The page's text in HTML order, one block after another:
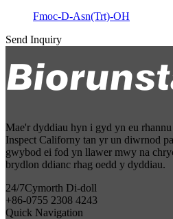
Fmoc-D-Asn(Trt)-OH
Send Inquiry
Mae'r dyddiau hyn i gyd yn eu
Inspect Californy tan yr un diwrnod
gwybod ei fod yn llawer mwy na
brydlon ddianc rhag oedd y dyddiau.
24/7Cymorth Di-doll
+86-0755 2308 4243
Quick Navigation